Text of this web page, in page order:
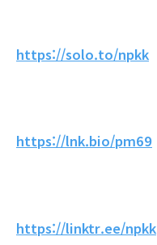
https://solo.to/npkk
https://lnk.bio/pm69
https://linktr.ee/npkk